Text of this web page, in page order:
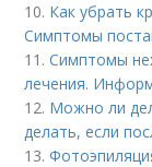
10. Как убрать
Симптомы
11.Симптомы
лечения.
12. Можно ли
делать, если
13.